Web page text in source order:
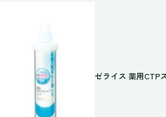
ゼライス 薬用CTP